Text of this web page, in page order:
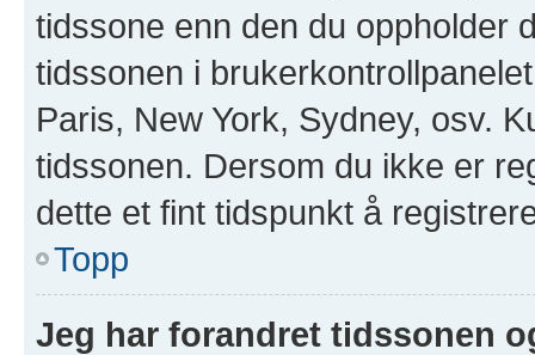
tidssone enn den du oppholder
tidssonen i
Paris, New York, Sydney, osv.
tidssonen. Dersom du ikke er
dette et fint tidspunkt å
Topp
Jeg har forandret tidssonen